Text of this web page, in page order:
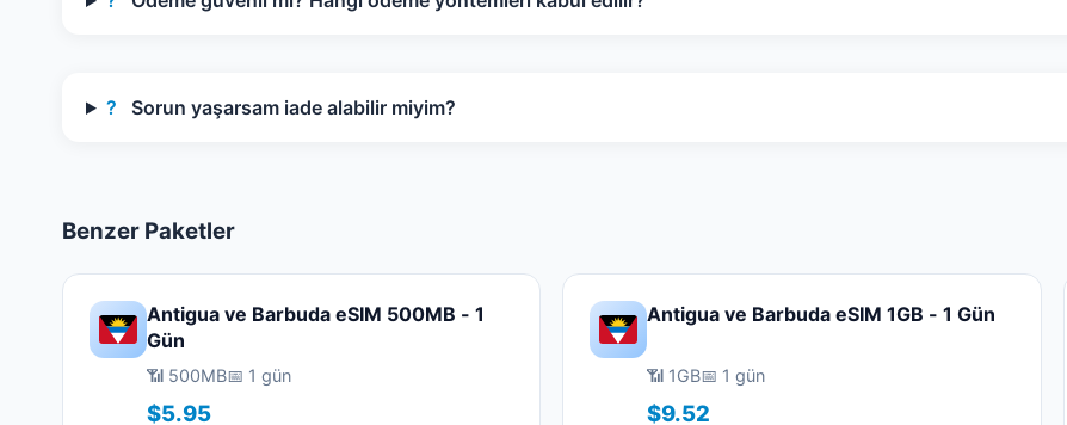
? Sorun yaşarsam iade alabilir miyim?
Benzer Paketler
Antigua ve Barbuda eSIM 500MB - 1
Gün
📶 500MB📅 1 gün
$5.95
Antigua ve Barbuda eSIM 1GB - 1 Gün
📶 1GB📅 1 gün
$9.52